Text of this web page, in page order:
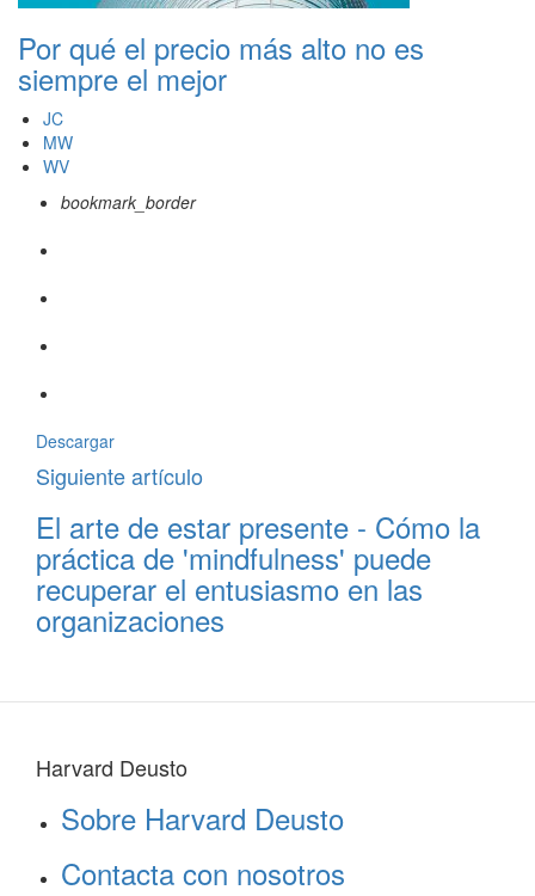
Por qué el precio más alto no es
siempre el mejor
JC
MW
WV
bookmark_border
Descargar
Siguiente artículo
El arte de estar presente - Cómo la
práctica de 'mindfulness' puede
recuperar el entusiasmo en las
organizaciones
Harvard Deusto
Sobre Harvard Deusto
Contacta con nosotros